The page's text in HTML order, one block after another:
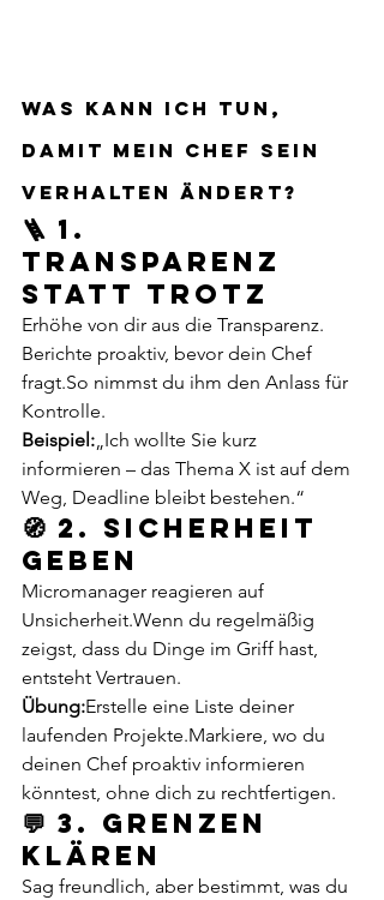
Was kann ich tun,
damit mein Chef sein
Verhalten ändert?
🪜 1.
Transparenz
statt Trotz
Erhöhe von dir aus die Transparenz.
Berichte proaktiv, bevor dein Chef
fragt.So nimmst du ihm den Anlass für
Kontrolle.
Beispiel:„Ich wollte Sie kurz
informieren – das Thema X ist auf dem
Weg, Deadline bleibt bestehen.“
🧭 2. Sicherheit
geben
Micromanager reagieren auf
Unsicherheit.Wenn du regelmäßig
zeigst, dass du Dinge im Griff hast,
entsteht Vertrauen.
Übung:Erstelle eine Liste deiner
laufenden Projekte.Markiere, wo du
deinen Chef proaktiv informieren
könntest, ohne dich zu rechtfertigen.
💬 3. Grenzen
klären
Sag freundlich, aber bestimmt, was du